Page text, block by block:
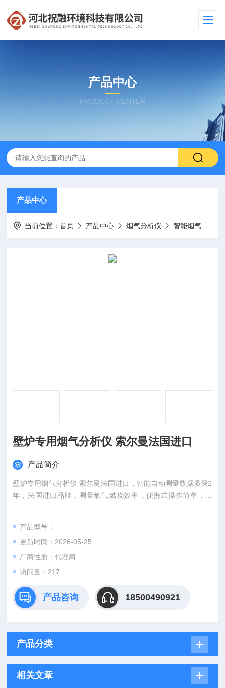
产品中心
PRODUCT CENTER
产品中心
当前位置：首页 产品中心 烟气分析仪 智能烟气分析仪
壁炉专用烟气分析仪 索尔曼法国进口
产品简介
壁炉专用烟气分析仪 索尔曼法国进口，智能自动测量数据质保2
年，法国进口品牌，测量氧气燃烧效率，便携式操作简单，参
数：氧气、一氧化碳、二氧化碳，Si-CA 030一氧化碳烟气分析
功能连接智能手机 App, 可自动生成数据和图表报告。可用于冷
凝壁挂炉及小型燃烧设备的调试和检测。
产品型号：
更新时间：2026-05-25
厂商性质：代理商
访问量：217
产品咨询 18500490921
产品分类
相关文章